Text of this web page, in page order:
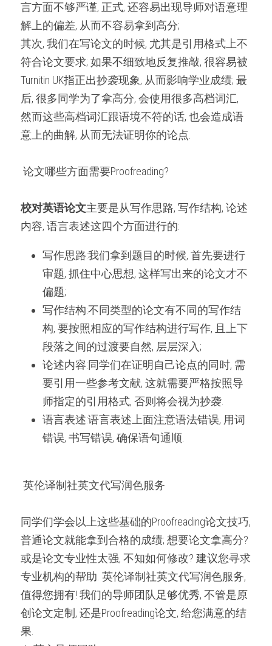
言方面不够严谨, 正式, 还容易出现导师对语意理
解上的偏差, 从而不容易拿到高分;
其次, 我们在写论文的时候, 尤其是引用格式上不
符合论文要求; 如果不细致地反复推敲, 很容易被
Turnitin UK指正出抄袭现象, 从而影响学业成绩; 最
后, 很多同学为了拿高分, 会使用很多高档词汇,
然而这些高档词汇跟语境不符的话, 也会造成语
意上的曲解, 从而无法证明你的论点.
论文哪些方面需要Proofreading?
校对英语论文主要是从写作思路, 写作结构, 论述
内容, 语言表述这四个方面进行的:
写作思路:我们拿到题目的时候, 首先要进行
审题, 抓住中心思想, 这样写出来的论文才不
偏题;
写作结构:不同类型的论文有不同的写作结
构, 要按照相应的写作结构进行写作, 且上下
段落之间的过渡要自然, 层层深入;
论述内容:同学们在证明自己论点的同时, 需
要引用一些参考文献, 这就需要严格按照导
师指定的引用格式, 否则将会视为抄袭.
语言表述:语言表述上面注意语法错误, 用词
错误, 书写错误, 确保语句通顺.
英伦译制社英文代写润色服务
同学们学会以上这些基础的Proofreading论文技巧,
普通论文就能拿到合格的成绩; 想要论文拿高分?
或是论文专业性太强, 不知如何修改? 建议您寻求
专业机构的帮助. 英伦译制社英文代写润色服务,
值得您拥有! 我们的导师团队足够优秀, 不管是原
创论文定制, 还是Proofreading论文, 给您满意的结
果.